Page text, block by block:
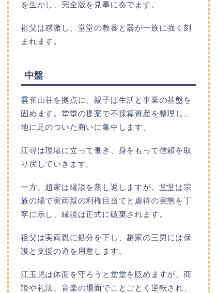
を生かし、完全版を見事に奏でます。
祖父は感激し、堂堂の教養と器が一族に強く刻
まれます。
中盤
雲雀山荘を拠点に、親子は生活と事業の基盤を
固めます。堂堂の提案で不採算資産を整理し、
地に足のついた商いに集中します。
江尋は現場に立って働き、身をもって信頼を取
り戻していきます。
一方、趙家は縁談を蒸し返しますが、堂堂は宗
族の場で実両親の利権目当てと虐待の実態を丁
寧に示し、縁談は正式に破棄されます。
祖父は実両親に処分を下し、趙家の三男には保
護と支援の道を用意します。
江玉児は体面を守ろうと堂堂を貶めますが、商
談や礼法、音楽の場面でことごとく逆転され、